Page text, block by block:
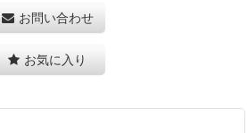
お問い合わせ
お気に入り